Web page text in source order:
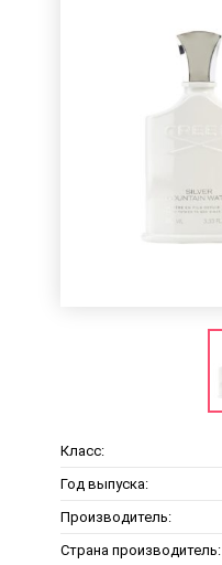
Класс:
Год выпуска:
Производитель:
Страна производитель: